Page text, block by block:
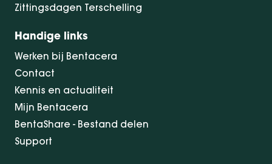
Zittingsdagen Terschelling
Handige links
Werken bij Bentacera
Contact
Kennis en actualiteit
Mijn Bentacera
BentaShare - Bestand delen
Support